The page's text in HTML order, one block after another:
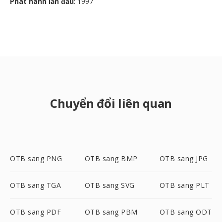
Chuyển đổi liên quan
OTB sang PNG OTB sang BMP OTB sang JPG
OTB sang TGA OTB sang SVG OTB sang PLT
OTB sang PDF OTB sang PBM OTB sang ODT